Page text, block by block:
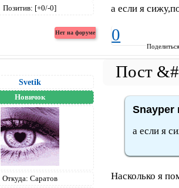
Позитив: [+0/-0] а если я
0
Svetik
Новичок
Откуда: Саратов
Snayper
а если я
Насколько я